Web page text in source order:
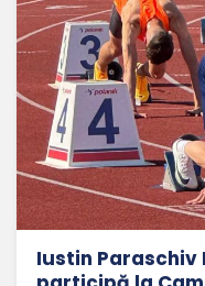
Iustin Paraschiv